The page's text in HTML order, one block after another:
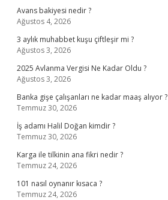
Avans bakiyesi nedir ?
Ağustos 4, 2026
3 aylık muhabbet kuşu çiftleşir mi ?
Ağustos 3, 2026
2025 Avlanma Vergisi Ne Kadar Oldu ?
Ağustos 3, 2026
Banka gişe çalışanları ne kadar maaş alıyor ?
Temmuz 30, 2026
İş adamı Halil Doğan kimdir ?
Temmuz 30, 2026
Karga ile tilkinin ana fikri nedir ?
Temmuz 24, 2026
101 nasıl oynanır kısaca ?
Temmuz 24, 2026